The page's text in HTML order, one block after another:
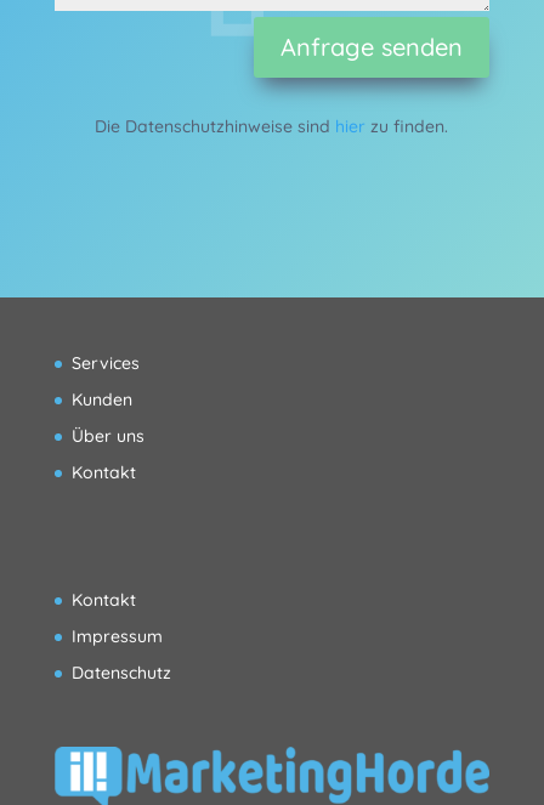
Anfrage senden
Die Datenschutzhinweise sind hier zu finden.
Services
Kunden
Über uns
Kontakt
Kontakt
Impressum
Datenschutz